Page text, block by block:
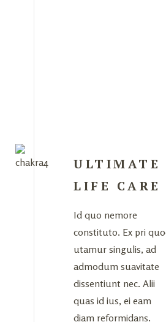
ULTIMATE
LIFE CARE
Id quo nemore
constituto. Ex pri
utamur singulis, ad
admodum suavitate
dissentiunt nec. Alii
quas id ius, ei eam
diam reformidans.